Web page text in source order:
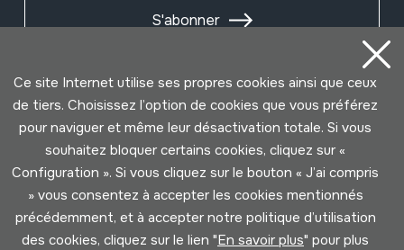
S'abonner
Ce site Internet utilise ses propres cookies ainsi que ceux
de tiers. Choisissez l’option de cookies que vous préférez
pour naviguer et même leur désactivation totale. Si vous
souhaitez bloquer certains cookies, cliquez sur «
Configuration ». Si vous cliquez sur le bouton « J’ai compris
» vous consentez à accepter les cookies mentionnés
précédemment, et à accepter notre politique d’utilisation
des cookies, cliquez sur le lien "En savoir plus" pour plus